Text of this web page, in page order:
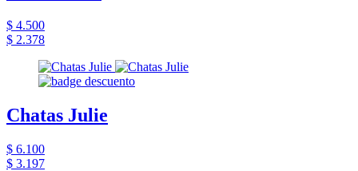
$ 4.500
$ 2.378
Chatas Julie
$ 6.100
$ 3.197